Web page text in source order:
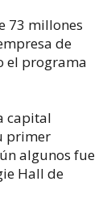
73 millones
de
el programa
capital
primer
algunos fue
Hall de